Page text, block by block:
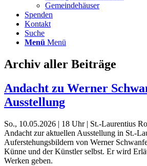
Gemeindehäuser
Spenden
Kontakt
Suche
Menü Menü
Archiv aller Beiträge
Andacht zu Werner
Ausstellung
So., 10.05.2026 | 18 Uhr | St.-Laurentius
Andacht zur aktuellen Ausstellung in St.-
Auferstehungsbildern von Werner
Künne und der Künstler selbst. Er wird
Werken geben.